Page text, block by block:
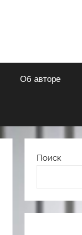
Об авторе
Поиск